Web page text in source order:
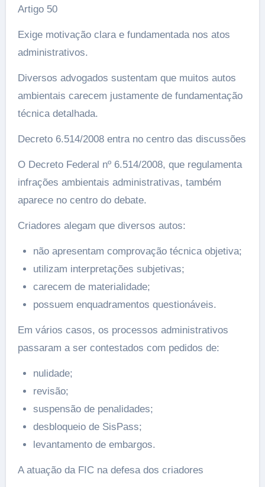
Artigo 50
Exige motivação clara e fundamentada nos atos
administrativos.
Diversos advogados sustentam que muitos autos
ambientais carecem justamente de fundamentação
técnica detalhada.
Decreto 6.514/2008 entra no centro das discussões
O Decreto Federal nº 6.514/2008, que regulamenta
infrações ambientais administrativas, também
aparece no centro do debate.
Criadores alegam que diversos autos:
não apresentam comprovação técnica objetiva;
utilizam interpretações subjetivas;
carecem de materialidade;
possuem enquadramentos questionáveis.
Em vários casos, os processos administrativos
passaram a ser contestados com pedidos de:
nulidade;
revisão;
suspensão de penalidades;
desbloqueio de SisPass;
levantamento de embargos.
A atuação da FIC na defesa dos criadores